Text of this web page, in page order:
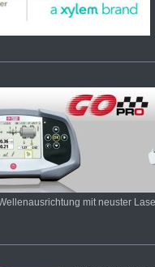
mit neuster